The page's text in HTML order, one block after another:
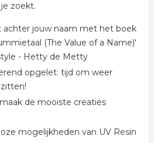
zoekt.
achter jouw naam met het boek
(The Value of a Name)'
- Hetty de Metty
opgelet: tijd om weer
de mooiste creaties
mogelijkheden van UV Resin